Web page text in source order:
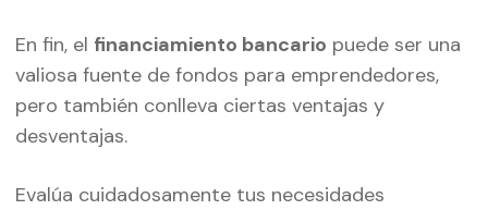
En fin, el financiamiento bancario puede ser una
valiosa fuente de fondos para emprendedores,
pero también conlleva ciertas ventajas y
desventajas.
Evalúa cuidadosamente tus necesidades